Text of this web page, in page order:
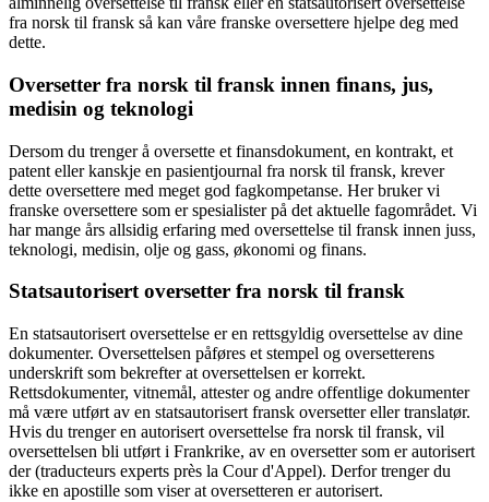
fra norsk til fransk så kan våre franske oversettere hjelpe deg med
dette.
Oversetter fra norsk til fransk innen finans, jus,
medisin og teknologi
Dersom du trenger å oversette et finansdokument, en kontrakt, et
patent eller kanskje en pasientjournal fra norsk til fransk, krever
dette oversettere med meget god fagkompetanse. Her bruker vi
franske oversettere som er spesialister på det aktuelle fagområdet. Vi
har mange års allsidig erfaring med oversettelse til fransk innen juss,
teknologi, medisin, olje og gass, økonomi og finans.
Statsautorisert oversetter fra norsk til fransk
En statsautorisert oversettelse er en rettsgyldig oversettelse av dine
dokumenter. Oversettelsen påføres et stempel og oversetterens
underskrift som bekrefter at oversettelsen er korrekt.
Rettsdokumenter, vitnemål, attester og andre offentlige dokumenter
må være utført av en statsautorisert fransk oversetter eller translatør.
Hvis du trenger en autorisert oversettelse fra norsk til fransk, vil
oversettelsen bli utført i Frankrike, av en oversetter som er autorisert
der (traducteurs experts près la Cour d'Appel). Derfor trenger du
ikke en apostille som viser at oversetteren er autorisert.